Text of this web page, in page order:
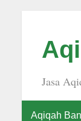
Jasa
Aqiqah